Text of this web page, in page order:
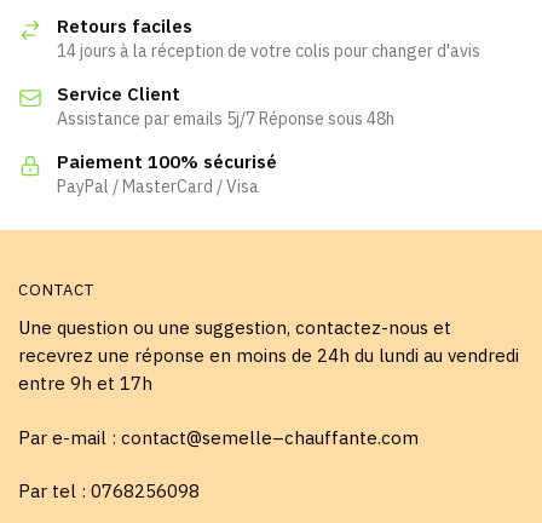
peuvent
choisies
sur
la
page
peuvent
être
Retours faciles
14 jours à la réception de votre colis pour changer d'avis
Service Client
Assistance par emails 5j/7 Réponse sous 48h
Paiement 100% sécurisé
PayPal / MasterCard / Visa
CONTACT
Une question ou une suggestion, contactez-nous et
recevrez une réponse en moins de 24h du lundi au vendredi
entre 9h et 17h
Par e-mail : contact@semelle–chauffante.com
Par tel : 0768256098